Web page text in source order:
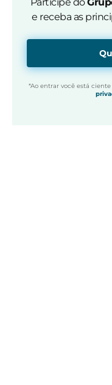
e receba as
*Ao entrar você está